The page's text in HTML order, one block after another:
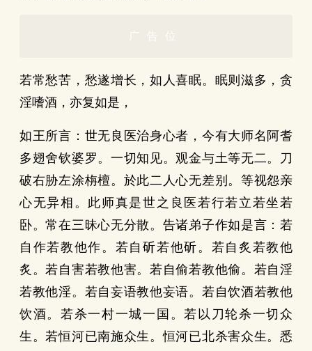
广告位
若常愁苦，愁遂增长，如人喜眠。眠则滋多，贪
淫嗜酒，亦复如是，
如王所言：世无良医治身心者，今有大师名阿耆
多翅舍钦婆罗。一切知见。观金与土等无二。刀
破右胁左涂栴檀。於此二人心无差别。等视怨亲
心无异相。此师真是世之良医若行若立若坐若
卧。常在三昧心无分散。告诸弟子作如是言：若
自作若教他作。若自斫若他斫。若自炙若教他
炙。若自害若教他害。若自偷若教他偷。若自淫
若教他淫。若自妄语教他妄语。若自饮酒若教他
饮酒。若杀一村一城一国。若以刀轮杀一切众
生。若恒河已南施众生。恒河已北杀害众生。悉